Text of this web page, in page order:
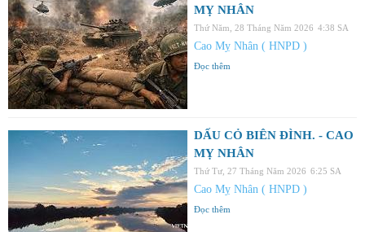
MỴ NHÂN
Thứ Năm, 28 Tháng Năm 2026 4:38 SA
Cao Mỵ Nhân ( HNPD )
Đọc thêm
DẤU CỎ BIÊN ĐÌNH. - CAO
MỴ NHÂN
Thứ Tư, 27 Tháng Năm 2026 6:25 SA
Cao Mỵ Nhân ( HNPD )
Đọc thêm